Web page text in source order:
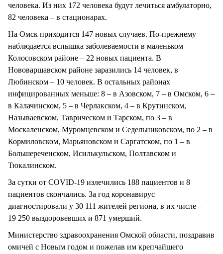
человека. Из них 172 человека будут лечиться амбулаторно,
82 человека – в стационарах.
На Омск приходится 147 новых случаев. По-прежнему
наблюдается вспышка заболеваемости в маленьком
Колосовском районе – 22 новых пациента. В
Нововаршавском районе заразились 14 человек, в
Любинском – 10 человек. В остальных районах
инфицированных меньше: 8 – в Азовском, 7 – в Омском, 6 –
в Калачинском, 5 – в Черлакском, 4 – в Крутинском,
Называевском, Таврическом и Тарском, по 3 – в
Москаленском, Муромцевском и Седельниковском, по 2 – в
Кормиловском, Марьяновском и Саргатском, по 1 – в
Большереченском, Исилькульском, Полтавском и
Тюкалинском.
За сутки от COVID-19 излечились 188 пациентов и 8
пациентов скончались. За год коронавирус
диагностировали у 30 111 жителей региона, в их числе –
19 250 выздоровевших и 871 умерший.
Министерство здравоохранения Омской области, поздравив
омичей с Новым годом и пожелав им крепчайшего